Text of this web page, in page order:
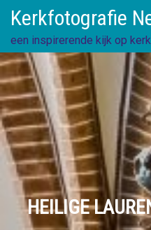
content
Kerkfotografie
een inspirerende kijk op
HEILIGE